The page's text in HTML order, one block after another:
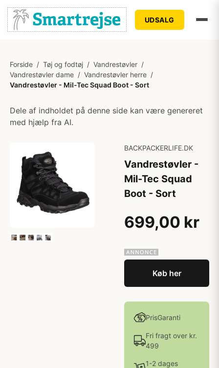
UDSALG
Forside / Tøj og fodtøj / Vandrestøvler /
Vandrestøvler dame / Vandrestøvler herre /
Vandrestøvler - Mil-Tec Squad Boot - Sort
Dele af indholdet på denne side kan være genereret
med hjælp fra AI.
BACKPACKERLIFE.DK
Vandrestøvler -
Mil-Tec Squad
Boot - Sort
699,00 kr
Køb her
PrisGaranti
Fri fragt over kr.
499
1-2 dages